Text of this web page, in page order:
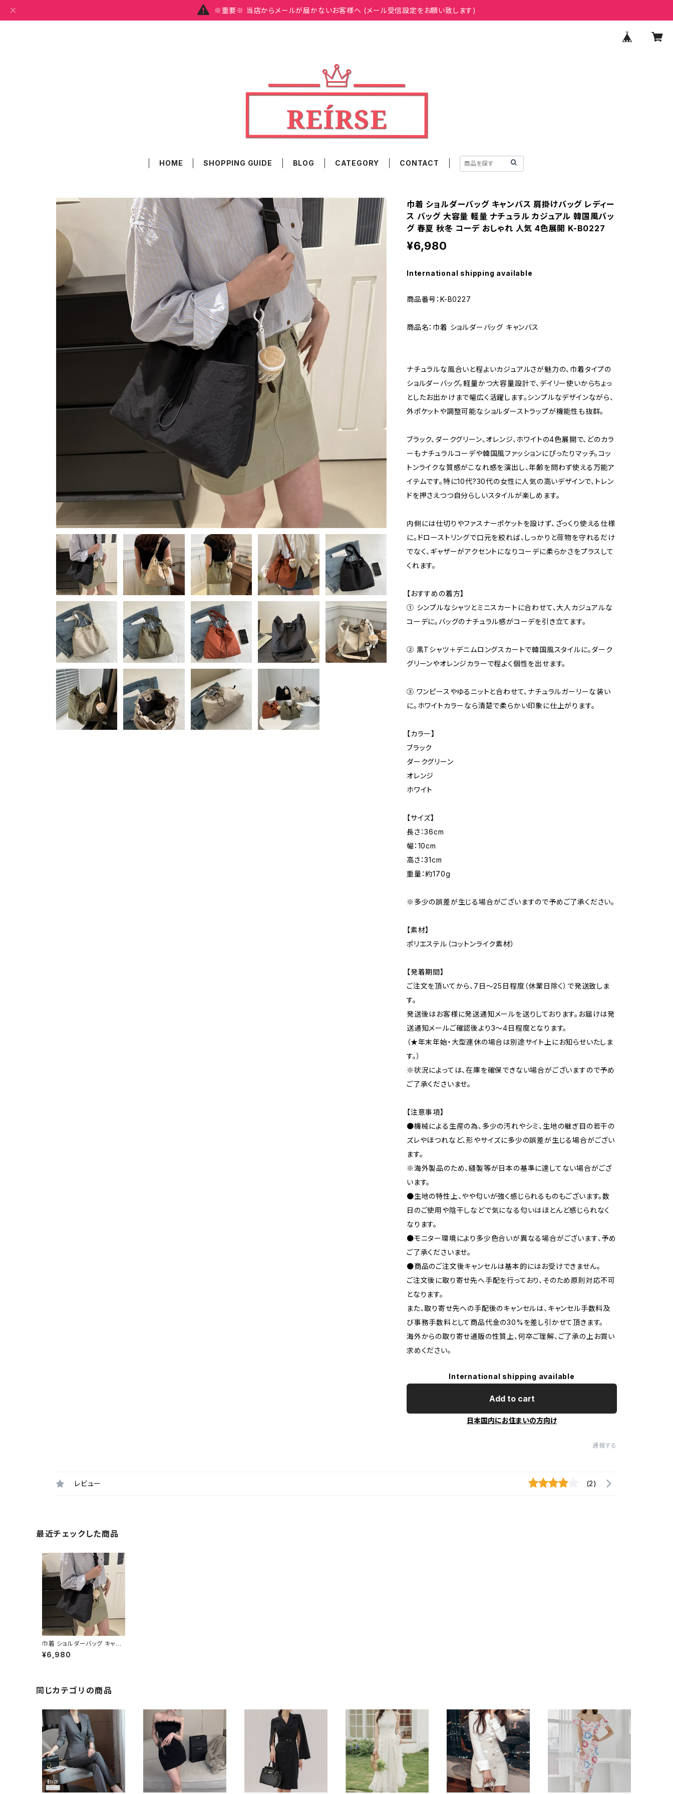
※重要※ 当店からメールが届かないお客様へ (メール受信設定をお願い致します)
HOME SHOPPING GUIDE BLOG CATEGORY CONTACT
巾着 ショルダーバッグ キャンバス 肩掛けバッグ レディー
ス バッグ 大容量 軽量 ナチュラル カジュアル 韓国風バッ
グ 春夏 秋冬 コーデ おしゃれ 人気 4色展開 K-B0227
¥6,980
International shipping available
商品番号：K-B0227
商品名：巾着 ショルダーバッグ キャンバス
ナチュラルな風合いと程よいカジュアルさが魅力の、巾着タイプの
ショルダーバッグ。軽量かつ大容量設計で、デイリー使いからちょっ
としたお出かけまで幅広く活躍します。シンプルなデザインながら、
外ポケットや調整可能なショルダーストラップが機能性も抜群。
ブラック、ダークグリーン、オレンジ、ホワイトの4色展開で、どのカラ
ーもナチュラルコーデや韓国風ファッションにぴったりマッチ。コッ
トンライクな質感がこなれ感を演出し、年齢を問わず使える万能ア
イテムです。特に10代?30代の女性に人気の高いデザインで、トレン
ドを押さえつつ自分らしいスタイルが楽しめます。
内側には仕切りやファスナーポケットを設けず、ざっくり使える仕様
に。ドローストリングで口元を絞れば、しっかりと荷物を守れるだけ
でなく、ギャザーがアクセントになりコーデに柔らかさをプラスして
くれます。
【おすすめの着方】
① シンプルなシャツとミニスカートに合わせて、大人カジュアルな
コーデに。バッグのナチュラル感がコーデを引き立てます。
② 黒Tシャツ＋デニムロングスカートで韓国風スタイルに。ダーク
グリーンやオレンジカラーで程よく個性を出せます。
③ ワンピースやゆるニットと合わせて、ナチュラルガーリーな装い
に。ホワイトカラーなら清楚で柔らかい印象に仕上がります。
【カラー】
ブラック
ダークグリーン
オレンジ
ホワイト
【サイズ】
長さ：36cm
幅：10cm
高さ：31cm
重量：約170g
※多少の誤差が生じる場合がございますので予めご了承ください。
【素材】
ポリエステル（コットンライク素材）
【発着期間】
ご注文を頂いてから、7日〜25日程度（休業日除く）で発送致しま
す。
発送後はお客様に発送通知メールを送りしております。お届けは発
送通知メールご確認後より3〜4日程度となります。
（★年末年始・大型連休の場合は別途サイト上にお知らせいたしま
す。）
※状況によっては、在庫を確保できない場合がございますので予め
ご了承くださいませ。
【注意事項】
●機械による生産の為、多少の汚れやシミ、生地の継ぎ目の若干の
ズレやほつれなど、形やサイズに多少の誤差が生じる場合がござい
ます。
※海外製品のため、縫製等が日本の基準に達してない場合がござ
います。
●生地の特性上、やや匂いが強く感じられるものもございます。数
日のご使用や陰干しなどで気になる匂いはほとんど感じられなく
なります。
●モニター環境により多少色合いが異なる場合がございます、予め
ご了承くださいませ。
●商品のご注文後キャンセルは基本的にはお受けできません。
ご注文後に取り寄せ先へ手配を行っており、そのため原則対応不可
となります。
また、取り寄せ先への手配後のキャンセルは、キャンセル手数料及
び事務手数料として商品代金の30%を差し引かせて頂きます。
海外からの取り寄せ通販の性質上、何卒ご理解、ご了承の上お買い
求めください。
International shipping available
Add to cart
日本国内にお住まいの方向け
通報する
レビュー (2)
最近チェックした商品
巾着 ショルダーバッグ キャン
バス 肩掛けバッグ レディース
バッグ 大容量 軽量 ナチュラル
¥6,980
同じカテゴリの商品